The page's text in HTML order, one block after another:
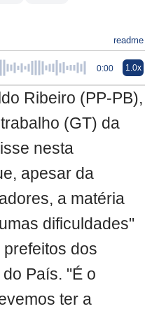
readme
0:00 1.0x
Ribeiro (PP-PB),
(GT) da
nesta
apesar da
a matéria
dificuldades"
dos
País. "É o
ter a